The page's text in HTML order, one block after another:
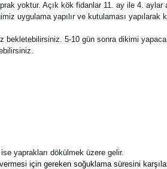
yoktur. Açık kök fidanlar 11. ay ile 4. aylar
uygulama yapılır ve kutulaması yapılarak
bekletebilirsiniz. 5-10 gün sonra dikimi
yaprakları dökülmek üzere gelir.
için gereken soğuklama süresini